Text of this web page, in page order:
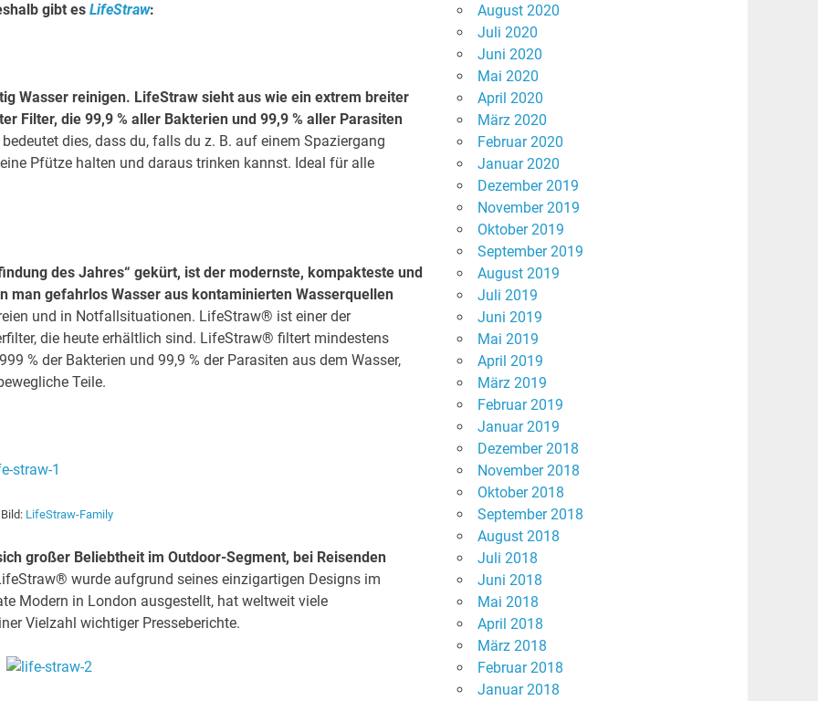
gibt es LifeStraw:
Wasser reinigen. LifeStraw sieht aus wie ein extrem breiter
Filter, die 99,9 % aller Bakterien und 99,9 % aller Parasiten
bedeutet dies, dass du, falls du z. B. auf einem Spaziergang
Pfütze halten und daraus trinken kannst. Ideal für alle
des Jahres“ gekürt, ist der modernste, kompakteste und
man gefahrlos Wasser aus kontaminierten Wasserquellen
und in Notfallsituationen. LifeStraw® ist einer der
die heute erhältlich sind. LifeStraw® filtert mindestens
% der Bakterien und 99,9 % der Parasiten aus dem Wasser,
Teile.
Bild: LifeStraw-Family
großer Beliebtheit im Outdoor-Segment, bei Reisenden
wurde aufgrund seines einzigartigen Designs im
Modern in London ausgestellt, hat weltweit viele
Vielzahl wichtiger Presseberichte.
August 2020
Juli 2020
Juni 2020
Mai 2020
April 2020
März 2020
Februar 2020
Januar 2020
Dezember 2019
November 2019
Oktober 2019
September 2019
August 2019
Juli 2019
Juni 2019
Mai 2019
April 2019
März 2019
Februar 2019
Januar 2019
Dezember 2018
November 2018
Oktober 2018
September 2018
August 2018
Juli 2018
Juni 2018
Mai 2018
April 2018
März 2018
Februar 2018
Januar 2018